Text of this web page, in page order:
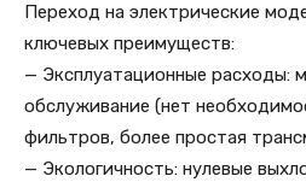
Переход на электрические
ключевых преимуществ:
— Эксплуатационные расходы:
обслуживание (нет
фильтров, более простая
— Экологичность: нулевые